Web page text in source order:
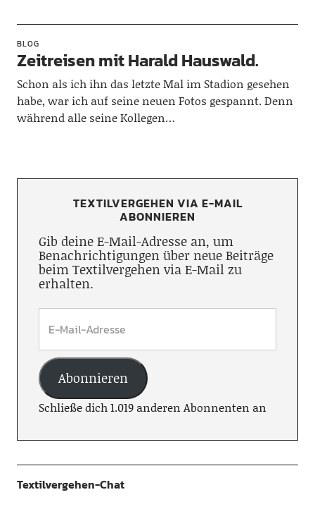
BLOG
Zeitreisen mit Harald Hauswald.
Schon als ich ihn das letzte Mal im Stadion gesehen
habe, war ich auf seine neuen Fotos gespannt. Denn
während alle seine Kollegen…
TEXTILVERGEHEN VIA E-MAIL
ABONNIEREN
Gib deine E-Mail-Adresse an, um
Benachrichtigungen über neue Beiträge
beim Textilvergehen via E-Mail zu
erhalten.
Abonnieren
Schließe dich 1.019 anderen Abonnenten an
Textilvergehen-Chat